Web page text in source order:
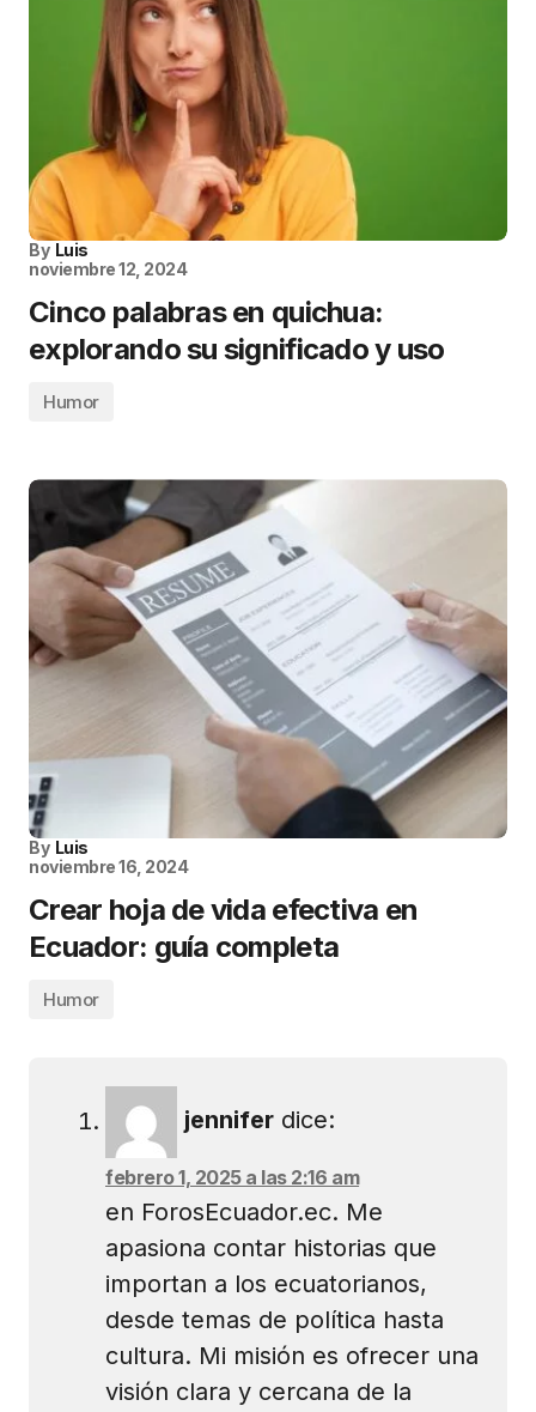
By Luis
noviembre 12, 2024
Cinco palabras en quichua:
explorando su significado y uso
Humor
By Luis
noviembre 16, 2024
Crear hoja de vida efectiva en
Ecuador: guía completa
Humor
jennifer dice:
febrero 1, 2025 a las 2:16 am
en ForosEcuador.ec. Me
apasiona contar historias que
importan a los ecuatorianos,
desde temas de política hasta
cultura. Mi misión es ofrecer una
visión clara y cercana de la